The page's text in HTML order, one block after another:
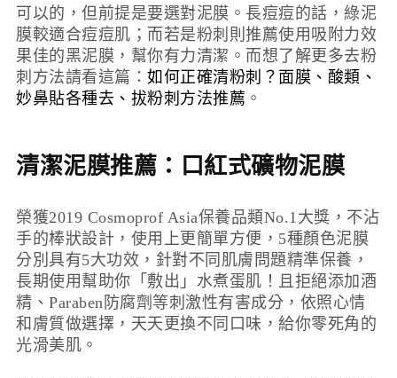
可以的，但前提是要選對泥膜。長痘痘的話，綠泥
膜較適合痘痘肌；而若是粉刺則推薦使用吸附力效
果佳的黑泥膜，幫你有力清潔。而想了解更多去粉
刺方法請看這篇： 如何正確清粉刺？面膜、酸類、
妙鼻貼各種去、拔粉刺方法推薦 。
清潔泥膜推薦： 口紅式礦物泥膜
榮獲2019 Cosmoprof Asia保養品類No.1大獎，不沾
手的棒狀設計，使用上更簡單方便，5種顏色泥膜
分別具有5大功效，針對不同肌膚問題精準保養，
長期使用幫助你「敷出」水煮蛋肌！且拒絕添加酒
精、Paraben防腐劑等刺激性有害成分，依照心情
和膚質做選擇，天天更換不同口味，給你零死角的
光滑美肌。